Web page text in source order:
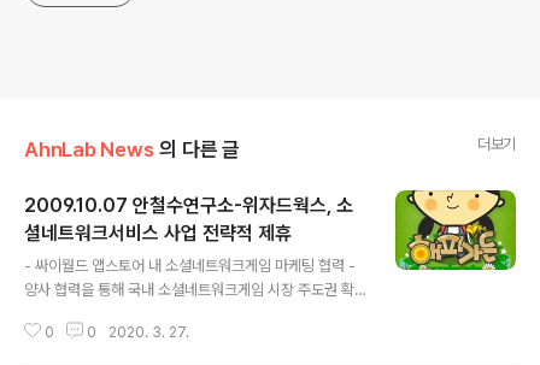
AhnLab News 의 다른 글 더보기
2009.10.07 안철수연구소-위자드웍스, 소
셜네트워크서비스 사업 전략적 제휴
- 싸이월드 앱스토어 내 소셜네트워크게임 마케팅 협력 -
양사 협력을 통해 국내 소셜네트워크게임 시장 주도권 확
김홍선 www.ahnlab.com)와 위젯 및 소셜 미디어 전문
0 0 2020. 3. 27.